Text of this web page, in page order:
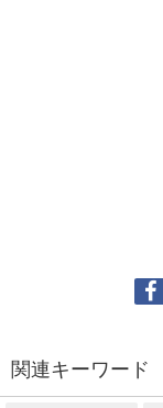
関連キーワード